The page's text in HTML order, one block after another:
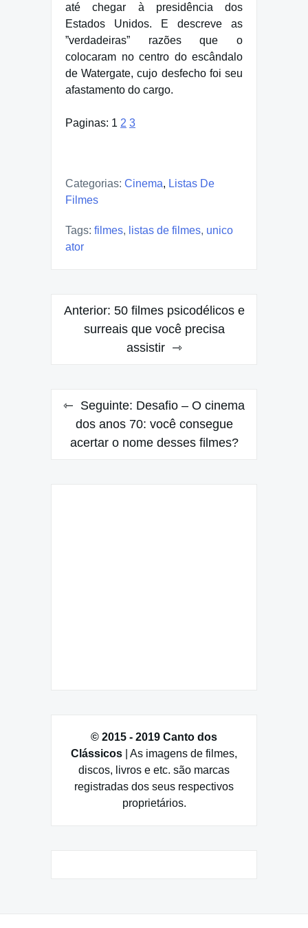
até chegar à presidência dos
Estados Unidos. E descreve as
”verdadeiras” razões que o
colocaram no centro do escândalo
de Watergate, cujo desfecho foi seu
afastamento do cargo.
Paginas: 1 2 3
Categorias: Cinema, Listas De
Filmes
Tags: filmes, listas de filmes, unico
ator
Navegação
Anterior: 50 filmes psicodélicos e
surreais que você precisa
assistir
Seguinte: Desafio – O cinema
dos anos 70: você consegue
acertar o nome desses filmes?
© 2015 - 2019 Canto dos
Clássicos | As imagens de filmes,
discos, livros e etc. são marcas
registradas dos seus respectivos
proprietários.